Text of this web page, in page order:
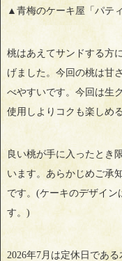
▲青梅のケーキ屋「パテ
桃はあえてサンドする方
げました。今回の桃は甘
べやすいです。今回は生
使用しよりコクも楽しめ
良い桃が手に入ったとき
います。あらかじめご承
です。(ケーキのデザイン
す。)
2026年7月は定休日であ